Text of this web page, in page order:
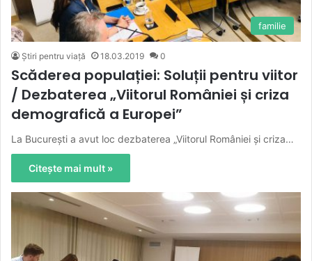
familie
Știri pentru viață 18.03.2019 0
Scăderea populației: Soluții pentru viitor
/ Dezbaterea „Viitorul României și criza
demografică a Europei”
La București a avut loc dezbaterea „Viitorul României și criza…
Citește mai mult »